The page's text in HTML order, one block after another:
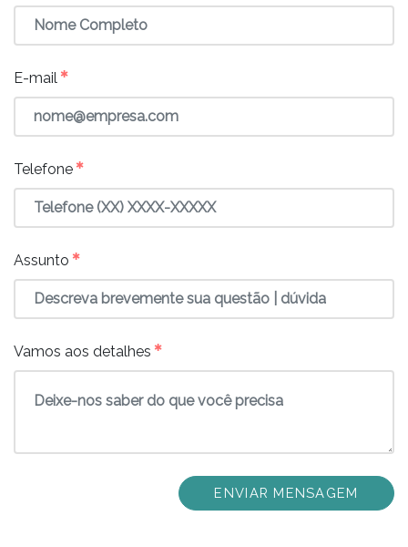
E-mail ✱
Telefone ✱
Assunto ✱
Vamos aos detalhes ✱